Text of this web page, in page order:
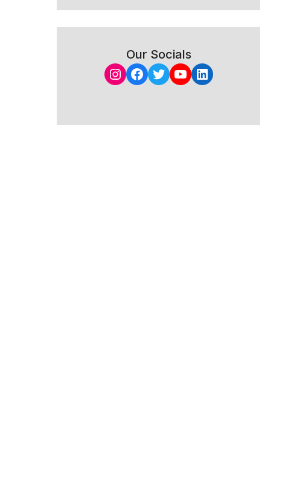
Our Socials
Instagram
Facebook
Twitter
YouTube
LinkedIn